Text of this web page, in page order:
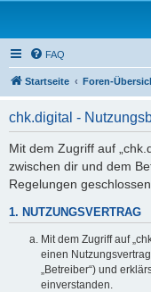
FAQ
Startseite Foren-
chk.digital -
Mit dem Zugriff auf
zwischen dir und dem
Regelungen
1. NUTZUNGSVERTRAG
Mit dem Zugriff auf
einen
„Betreiber“) und
einverstanden.